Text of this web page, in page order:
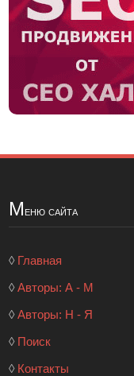
Меню сайта
◊ Главная
◊Авторы: А - М
◊Авторы: Н - Я
◊ Поиск
◊ Контакты